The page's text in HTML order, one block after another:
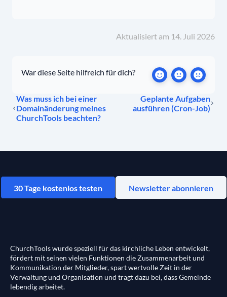
Aktualisiert am 14. Juli 2026
War diese Seite hilfreich für dich?
Was muss ich bei einer
Domainänderung meines
ChurchTools beachten?
Geplante Aufgaben
ausführen (Cron-Job)
30 Tage kostenlos testen Newsletter abonnieren
ChurchTools wurde speziell für das kirchliche Leben entwickelt,
fördert mit seinen vielen Funktionen die Zusammenarbeit und
Kommunikation der Mitglieder, spart wertvolle Zeit in der
Verwaltung und Organisation und trägt dazu bei, dass Gemeinde
lebendig arbeitet.